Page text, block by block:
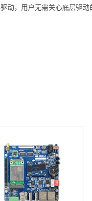
动，用户无需关心底层驱